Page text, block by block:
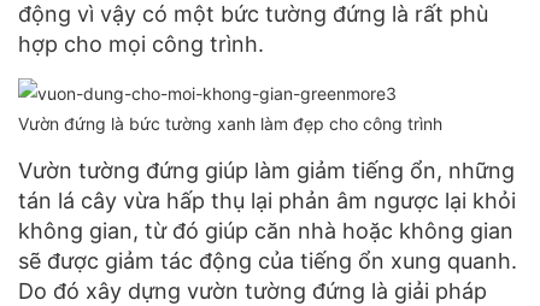
động vì vậy có một bức tường đứng là rất phù
hợp cho mọi công trình.
Vườn đứng là bức tường xanh làm đẹp cho công trình
Vườn tường đứng giúp làm giảm tiếng ổn, những
tán lá cây vừa hấp thụ lại phản âm ngược lại khỏi
không gian, từ đó giúp căn nhà hoặc không gian
sẽ được giảm tác động của tiếng ổn xung quanh.
Do đó xây dựng vườn tường đứng là giải pháp